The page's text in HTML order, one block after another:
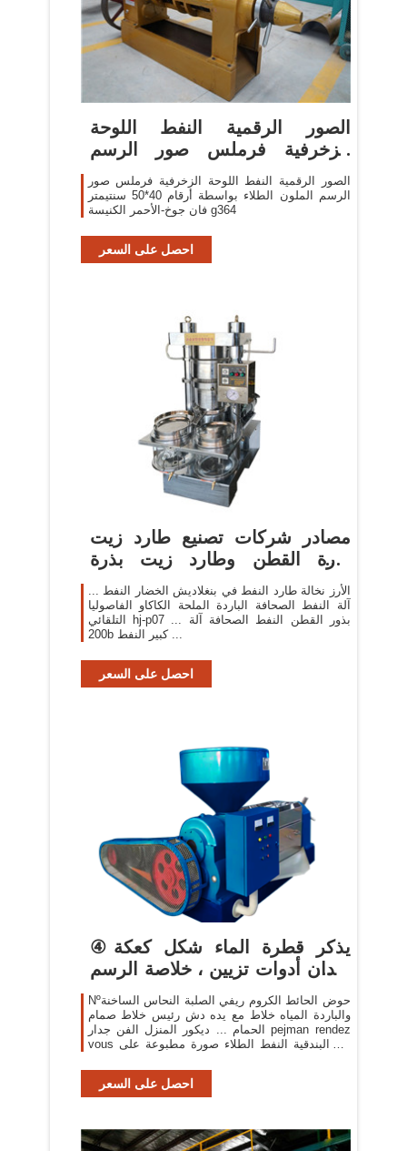
الصور الرقمية النفط اللوحة
الزخرفية فرملس صور الرسم
الصور الرقمية النفط اللوحة الزخرفية فرملس صور
الرسم الملون الطلاء بواسطة أرقام 40*50 سنتيمتر
فان جوخ-الأحمر الكنيسة g364
احصل على السعر
مصادر شركات تصنيع طارد زيت
بذرة القطن وطارد زيت بذرة
القطن ...
الأرز نخالة طارد النفط في بنغلاديش الخضار النفط ...
آلة النفط الصحافة الباردة الملحة الكاكاو الفاصوليا
التلقائي hj-p07 ... بذور القطن النفط الصحافة آلة
200b كبير النفط ...
احصل على السعر
④يذكر قطرة الماء شكل كعكة
فندان أدوات تزيين ، خلاصة الرسم
...
Nºحوض الحائط الكروم ريفي الصلبة النحاس الساخنة
والباردة المياه خلاط مع يده دش رئيس خلاط صمام
الحمام ... ديكور المنزل الفن جدار pejman rendez
vous في البندقية النفط الطلاء صورة مطبوعة على
احصل على السعر